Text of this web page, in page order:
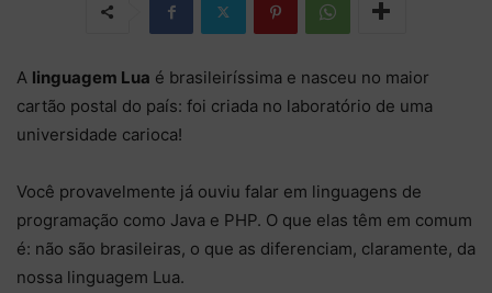
A linguagem Lua é brasileiríssima e nasceu no maior
cartão postal do país: foi criada no laboratório de uma
universidade carioca!
Você provavelmente já ouviu falar em linguagens de
programação como Java e PHP. O que elas têm em comum
é: não são brasileiras, o que as diferenciam, claramente, da
nossa linguagem Lua.